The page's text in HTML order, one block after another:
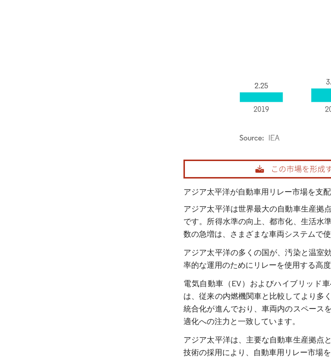
画像 © Mordor Intelligence。再利用にはCC BY 4.0の表
アジア太平洋が自動車用リレー市場を支配
アジア太平洋は世界最大の自動車生産拠
です。所得水準の向上、都市化、生活水
数の急増は、さまざまな車両システムで
アジア太平洋の多くの国が、汚染と温室
率的な運用のためにリレーを使用する高
電気自動車（EV）およびハイブリッド
は、従来の内燃機関車と比較してより多
統合化が進んでおり、車両内のスペース
適化への注力と一致しています。
アジア太平洋は、主要な自動車生産拠点
技術の採用により、自動車用リレー市場を